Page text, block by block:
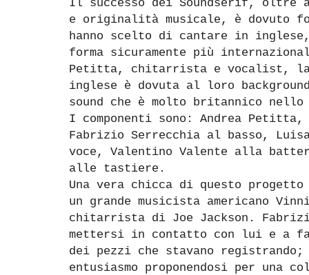
Il successo dei Soundserif, oltre
e originalità musicale, è dovuto
hanno scelto di cantare in
forma sicuramente più
Petitta, chitarrista e vocalist,
inglese è dovuta al loro
sound che è molto britannico
I componenti sono: Andrea
Fabrizio Serrecchia al basso,
voce, Valentino Valente alla
alle tastiere.
Una vera chicca di questo
un grande musicista americano
chitarrista di Joe Jackson.
mettersi in contatto con lui e a
dei pezzi che stavano
entusiasmo proponendosi per una